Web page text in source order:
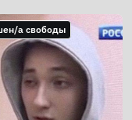
а свободы